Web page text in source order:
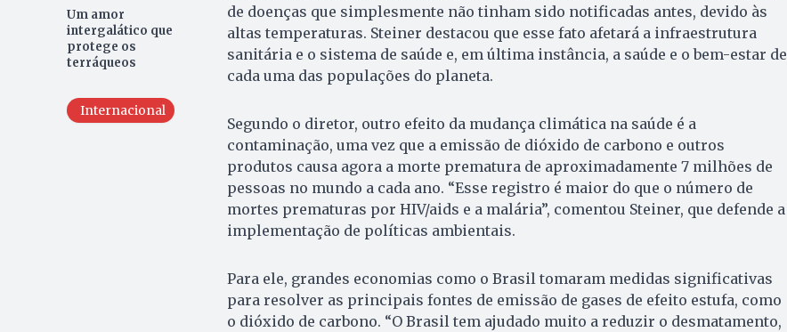
Um amor
intergalático que
protege os
terráqueos
Internacional
de doenças que simplesmente não tinham sido notificadas antes, devido às
altas temperaturas. Steiner destacou que esse fato afetará a infraestrutura
sanitária e o sistema de saúde e, em última instância, a saúde e o bem-estar de
cada uma das populações do planeta.
Segundo o diretor, outro efeito da mudança climática na saúde é a
contaminação, uma vez que a emissão de dióxido de carbono e outros
produtos causa agora a morte prematura de aproximadamente 7 milhões de
pessoas no mundo a cada ano. “Esse registro é maior do que o número de
mortes prematuras por HIV/aids e a malária”, comentou Steiner, que defende a
implementação de políticas ambientais.
Para ele, grandes economias como o Brasil tomaram medidas significativas
para resolver as principais fontes de emissão de gases de efeito estufa, como
o dióxido de carbono. “O Brasil tem ajudado muito a reduzir o desmatamento,